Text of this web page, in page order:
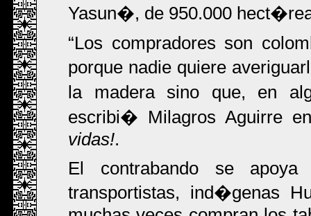
Yasun�, de 950.000
Los compradores son
porque nadie quiere
la madera sino que, en
escribi� Milagros Aguirre
vidas!.
El contrabando se
transportistas, ind�genas